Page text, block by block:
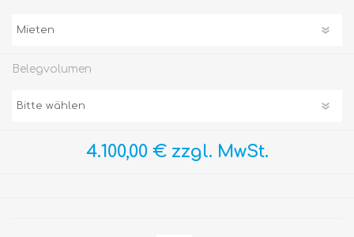
Belegvolumen
4.100,00 € zzgl. MwSt.